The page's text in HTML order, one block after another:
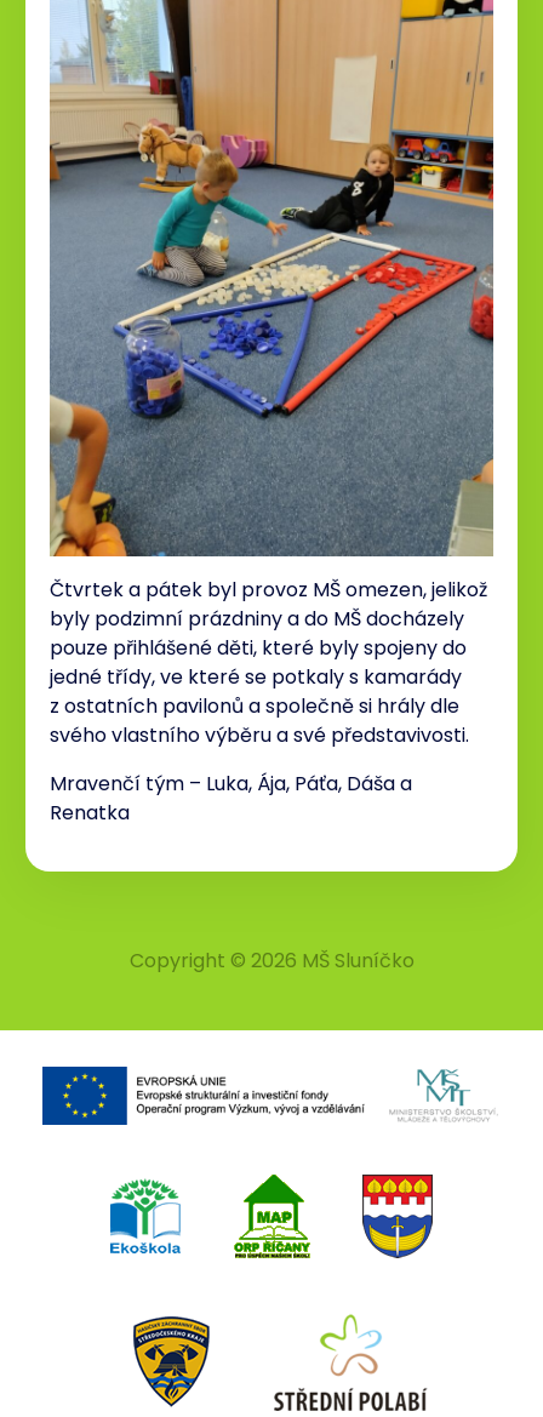
Čtvrtek a pátek byl provoz MŠ omezen, jelikož
byly podzimní prázdniny a do MŠ docházely
pouze přihlášené děti, které byly spojeny do
jedné třídy, ve které se potkaly s kamarády
z ostatních pavilonů a společně si hrály dle
svého vlastního výběru a své představivosti.
Mravenčí tým – Luka, Ája, Páťa, Dáša a
Renatka
Copyright © 2026 MŠ Sluníčko